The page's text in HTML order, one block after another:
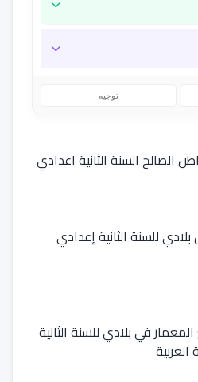
توجيه
الصالح السنة الثانية اعدادي
للسنة الثانية إعدادي
في بلادي للسنة الثانية